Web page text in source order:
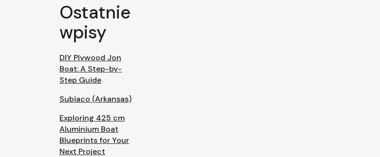
Ostatnie
wpisy
DIY Plywood Jon
Boat: A Step-by-
Step Guide
Subiaco (Arkansas)
Exploring 425 cm
Aluminium Boat
Blueprints for Your
Next Project